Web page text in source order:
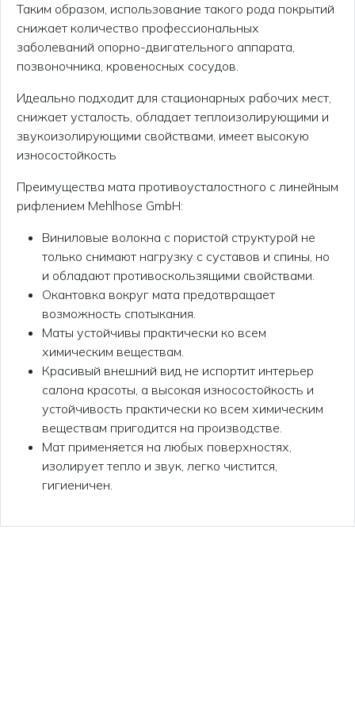
Таким образом, использование такого рода покрытий
снижает количество профессиональных
заболеваний опорно-двигательного аппарата,
позвоночника, кровеносных сосудов.
Идеально подходит для стационарных рабочих мест,
снижает усталость, обладает теплоизолирующими и
звукоизолирующими свойствами, имеет высокую
износостойкость
Преимущества мата противоусталостного с линейным
рифлением Mehlhose GmbH:
Виниловые волокна с пористой структурой не
только снимают нагрузку с суставов и спины, но
и обладают противоскользящими свойствами.
Окантовка вокруг мата предотвращает
возможность спотыкания.
Маты устойчивы практически ко всем
химическим веществам.
Красивый внешний вид не испортит интерьер
салона красоты, а высокая износостойкость и
устойчивость практически ко всем химическим
веществам пригодится на производстве.
Мат применяется на любых поверхностях,
изолирует тепло и звук, легко чистится,
гигиеничен.